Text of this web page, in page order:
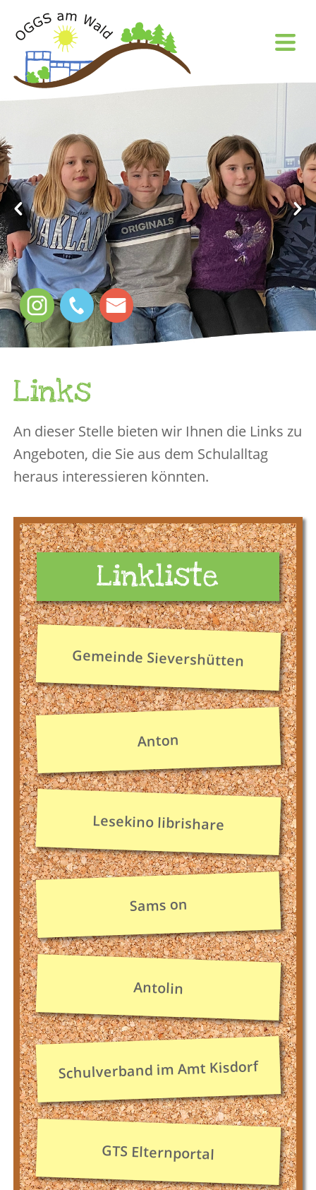
Links
An dieser Stelle bieten wir Ihnen die Links zu
Angeboten, die Sie aus dem Schulalltag
heraus interessieren könnten.
Linkliste
Gemeinde Sievershütten
Anton
Lesekino librishare
Sams on
Antolin
Schulverband im Amt Kisdorf
GTS Elternportal